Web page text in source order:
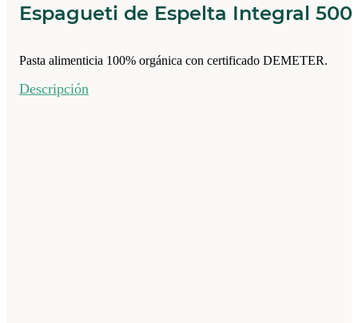
Espagueti de Espelta Integral 500
Pasta alimenticia 100% orgánica con certificado DEMETER.
Descripción